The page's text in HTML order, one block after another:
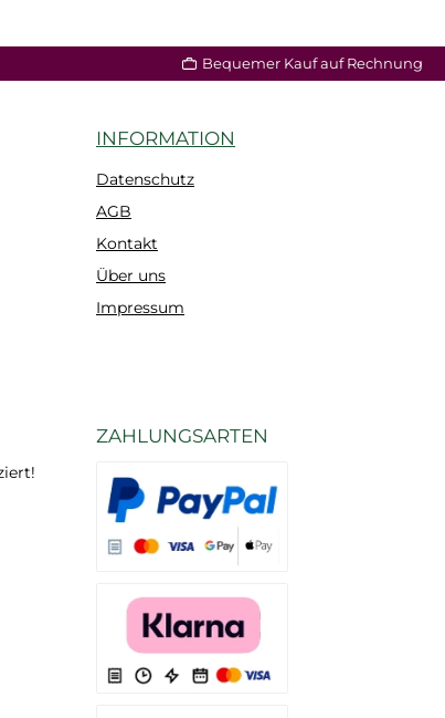
Bequemer Kauf auf Rechnung
INFORMATION
Datenschutz
AGB
Kontakt
Über uns
Impressum
ZAHLUNGSARTEN